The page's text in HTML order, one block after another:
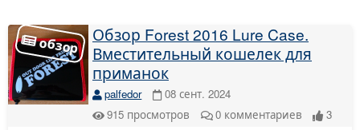
Обзор Forest 2016 Lure Case.
Вместительный кошелек для
приманок
palfedor
08 сент. 2024
915 просмотров 0 комментариев
3